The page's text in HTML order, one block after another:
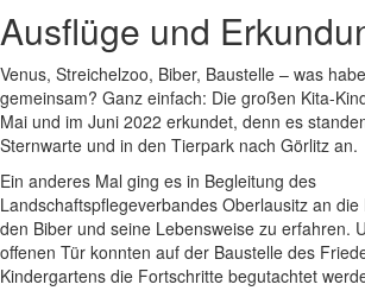
Ausflüge und
Venus, Streichelzoo, Biber, Baustelle – was
gemeinsam? Ganz einfach: Die großen Kita-
Mai und im Juni 2022 erkundet, denn es
Sternwarte und in den Tierpark nach Görlitz an.
Ein anderes Mal ging es in Begleitung des
Landschaftspflegeverbandes Oberlausitz an
den Biber und seine Lebensweise zu erfahren.
offenen Tür konnten auf der Baustelle des
Kindergartens die Fortschritte begutachtet